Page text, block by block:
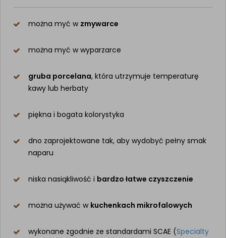
można myć w zmywarce
można myć w wyparzarce
gruba porcelana, która utrzymuje temperaturę
kawy lub herbaty
piękna i bogata kolorystyka
dno zaprojektowane tak, aby wydobyć pełny smak
naparu
niska nasiąkliwość i bardzo łatwe czyszczenie
można używać w kuchenkach mikrofalowych
wykonane zgodnie ze standardami SCAE (Specialty